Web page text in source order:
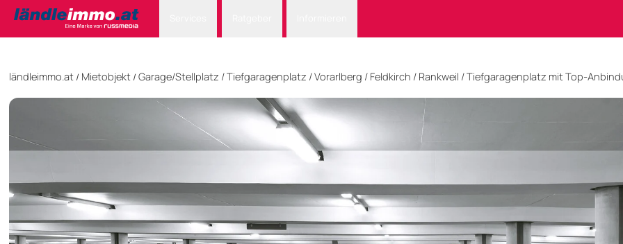
ländleimmo.at / Mietobjekt / Garage/Stellplatz /Tiefgaragenplatz /Vorarlberg / Feldkirch / Rankweil /Tiefgaragenplatz mit Top-